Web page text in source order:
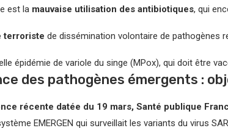
est la mauvaise utilisation des antibiotiques, qui
terroriste de dissémination volontaire de pathogènes
épidémie de variole du singe (MPox), qui doit être
des pathogènes émergents :
récente datée du 19 mars, Santé publique
EMERGEN qui surveillait les variants du virus